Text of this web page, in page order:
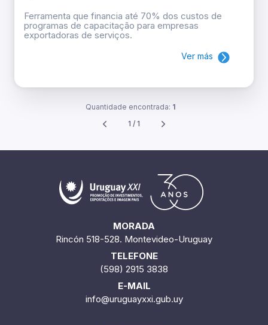
Ferramenta que financia até 70% dos custos de
programas de capacitação para empresas
exportadoras de serviços.
Ver más
Quantidade encontrada: 1
1 / 1
MORADA
Rincón 518-528. Montevideo-Uruguay
TELEFONE
(598) 2915 3838
E-MAIL
info@uruguayxxi.gub.uy